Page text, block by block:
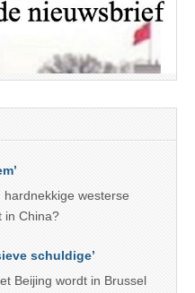
westerse
in China?
schuldige’
Beijing wordt in Brussel